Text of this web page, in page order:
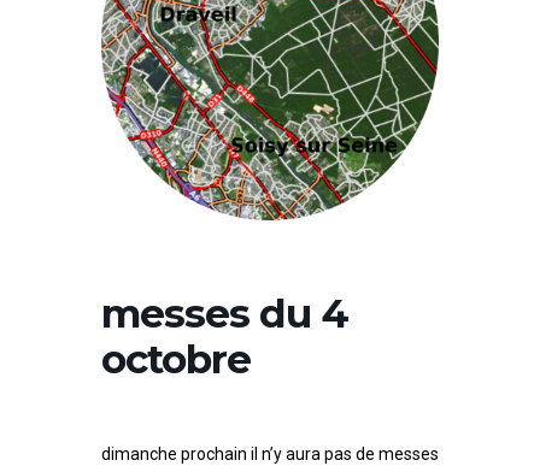
Jean-
Paul
messes du 4
octobre
dimanche prochain il n’y aura pas de messes